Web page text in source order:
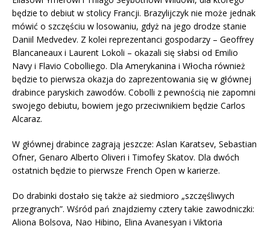
będzie to debiut w stolicy Francji. Brazylijczyk nie może jednak
mówić o szczęściu w losowaniu, gdyż na jego drodze stanie
Daniil Medvedev. Z kolei reprezentanci gospodarzy – Geoffrey
Blancaneaux i Laurent Lokoli – okazali się słabsi od Emilio
Navy i Flavio Cobolliego. Dla Amerykanina i Włocha również
będzie to pierwsza okazja do zaprezentowania się w głównej
drabince paryskich zawodów. Cobolli z pewnością nie zapomni
swojego debiutu, bowiem jego przeciwnikiem będzie Carlos
Alcaraz.
W głównej drabince zagrają jeszcze: Aslan Karatsev, Sebastian
Ofner, Genaro Alberto Oliveri i Timofey Skatov. Dla dwóch
ostatnich będzie to pierwsze French Open w karierze.
Do drabinki dostało się także aż siedmioro „szczęśliwych
przegranych”. Wśród pań znajdziemy cztery takie zawodniczki:
Aliona Bolsova, Nao Hibino, Elina Avanesyan i Viktoria